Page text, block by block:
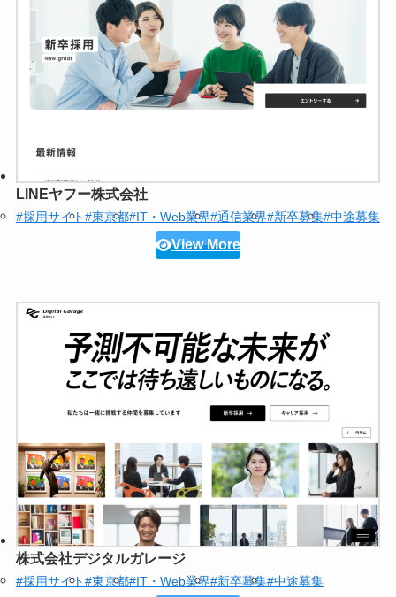
LINEヤフー株式会社
#採用サイト#東京都#IT・Web業界#通信業界#新卒募集#中途募集
View More
株式会社デジタルガレージ
#採用サイト#東京都#IT・Web業界#新卒募集#中途募集